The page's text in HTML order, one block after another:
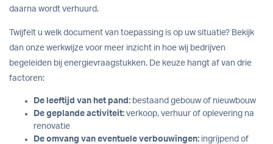
daarna wordt verhuurd.
Twijfelt u welk document van toepassing is op uw situatie? Bekijk
dan onze werkwijze voor meer inzicht in hoe wij bedrijven
begeleiden bij energievraagstukken. De keuze hangt af van drie
factoren:
De leeftijd van het pand: bestaand gebouw of nieuwbouw
De geplande activiteit: verkoop, verhuur of oplevering na
renovatie
De omvang van eventuele verbouwingen: ingrijpend of